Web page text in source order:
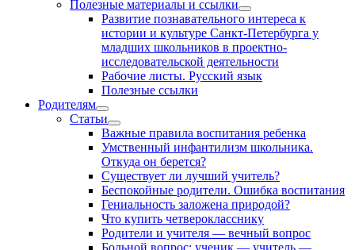
Полезные материалы и ссылки
Развитие познавательного интереса к
истории и культуре Санкт-Петербурга у
младших школьников в проектно-
исследовательской деятельности
Рабочие листы. Русский язык
Полезные ссылки
Родителям
Статьи
Важные правила воспитания ребенка
Умственный инфантилизм школьника.
Откуда он берется?
Существует ли лучший учитель?
Беспокойные родители. Ошибка воспитания
Гениальность заложена природой?
Что купить четверокласснику
Родители и учителя — вечный вопрос
Больной вопрос: ученик — учитель —